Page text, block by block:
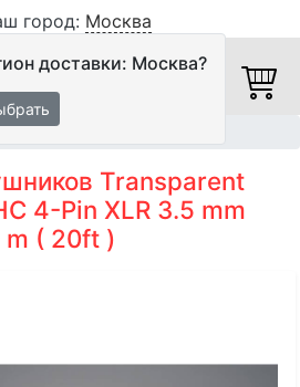
город: Москва
доставки: Москва?
Transparent
4-Pin XLR 3.5 mm
m ( 20ft )